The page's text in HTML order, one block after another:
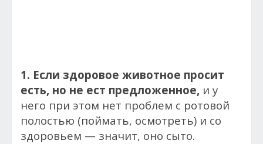
1. Если здоровое животное просит
есть, но не ест предложенное, и у
него при этом нет проблем с ротовой
полостью (поймать, осмотреть) и со
здоровьем — значит, оно сыто.